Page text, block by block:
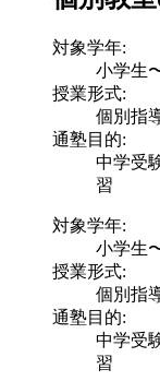
対象学年:
小学生
授業形式:
個別指
通塾目的:
中学受
習
対象学年:
小学生
授業形式:
個別指
通塾目的:
中学受
習